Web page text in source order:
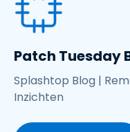
Patch Tuesday
Splashtop Blog |
Inzichten